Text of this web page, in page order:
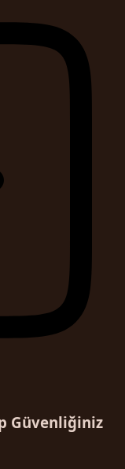
Güvenliğiniz